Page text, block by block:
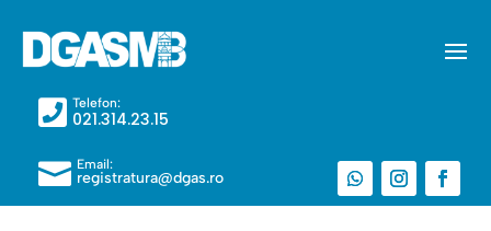
 Telefon:
021.314.23.15
 Email:
registratura@dgas.ro